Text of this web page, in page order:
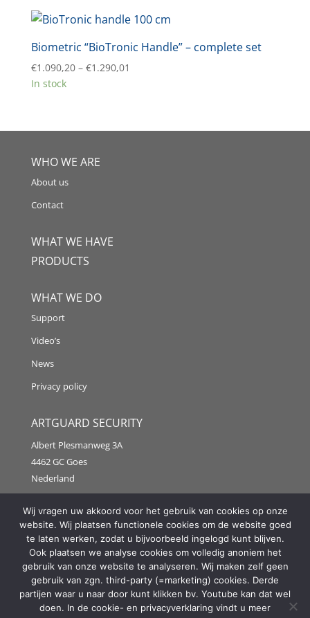
Biometric “BioTronic Handle” – complete set
€1.090,20 – €1.290,01
€1.290,01
In stock
WHO WE ARE
About us
Contact
WHAT WE HAVE
PRODUCTS
WHAT WE DO
Support
Video’s
News
Privacy policy
ARTGUARD SECURITY
Albert Plesmanweg 3A
4462 GC Goes
Nederland
Tel: +31 (0) 113 313151
E-mail:info@artguardsecurity.eu
Copyright @2021 Artguard Security | Made in cooperation
with2FIT
Wij vragen uw akkoord voor het gebruik van cookies op onze
website. Wij plaatsen functionele cookies om de website goed
te laten werken, zodat u bijvoorbeeld ingelogd kunt blijven.
Ook plaatsen we analyse cookies om volledig anoniem het
gebruik van onze website te analyseren. Wij maken zelf geen
gebruik van zgn. third-party (=marketing) cookies. Derde
partijen waar u naar door kunt klikken bv. Youtube kan dat wel
doen. In de cookie- en privacyverklaring vindt u meer